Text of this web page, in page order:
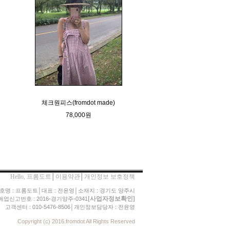
체크원피스(fromdot made)
78,000원
Hello, 프롬도트 이용약관│ 개인정보 보호정책
명 : 프롬도트│대표 : 전윤영│소재지 : 경기도 양주시
업신고번호 : 2016-경기양주-0341[사업자정보확인]
고객센터 : 010-5476-8506│개인정보담당자 : 전윤영
Copyright (c) 2016.fromdot All Rights Reserved